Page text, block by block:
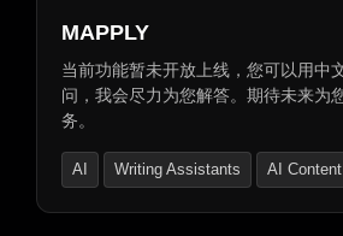
MAPPLY
当前功能暂未开放上线，您可以用中
问，我会尽力为您解答。期待未来为
务。
AI Writing Assistants AI